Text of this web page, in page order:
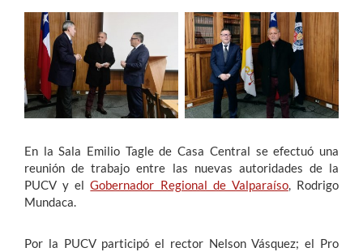
English
En la Sala Emilio Tagle de Casa Central se efectuó una
reunión de trabajo entre las nuevas autoridades de la
PUCV y elGobernador Regional de Valparaíso, Rodrigo
Mundaca.
Por la PUCV participó el rector Nelson Vásquez; el Pro